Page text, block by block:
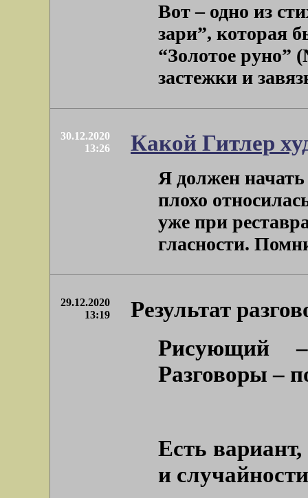
Вот – одно из
зари”, которая
“Золотое руно”
застежки и
30.12.2020
13:26
Какой Гитлер
Я должен
плохо
уже при
гласности.
29.12.2020
13:19
Результат
Рисующий –
Разговоры –
Есть
и